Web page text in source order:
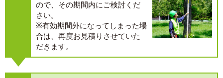
ので、その期間内にご検討くだ
さい。
※有効期間外になってしまった場
合は、再度お見積りさせていた
だきます。